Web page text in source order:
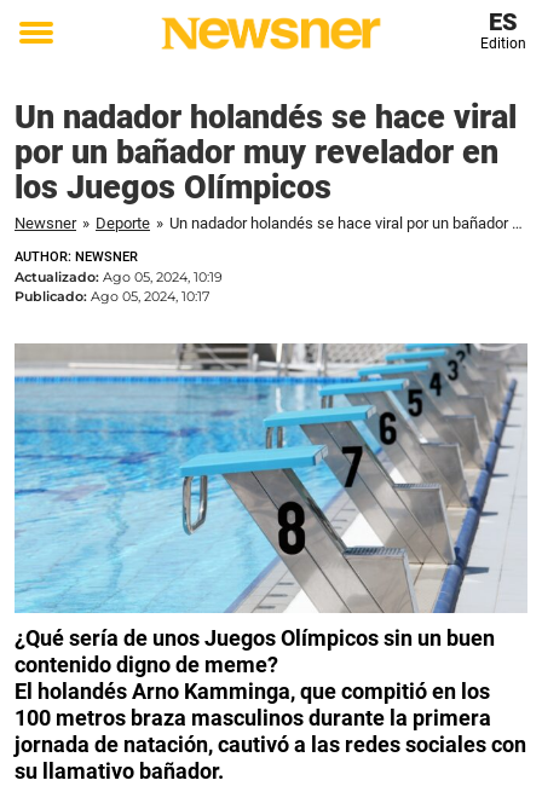
Toggle
ES
Edition
Un nadador holandés se hace viral
por un bañador muy revelador en
los Juegos Olímpicos
Newsner » Deporte » Un nadador holandés se hace viral por un bañador muy revelador en los Juegos Olímpicos
AUTHOR: NEWSNER
Actualizado: Ago 05, 2024, 10:19
Publicado: Ago 05, 2024, 10:17
¿Qué sería de unos Juegos Olímpicos sin un buen
contenido digno de meme?
El holandés Arno Kamminga, que compitió en los
100 metros braza masculinos durante la primera
jornada de natación, cautivó a las redes sociales con
su llamativo bañador.